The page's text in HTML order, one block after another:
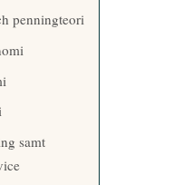
penningteori
samt